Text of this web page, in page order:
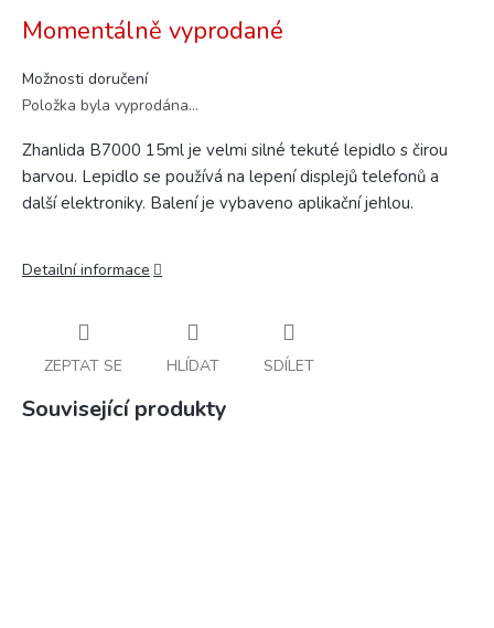
cena:
Momentálně vyprodané
Možnosti doručení
Položka byla vyprodána…
Zhanlida B7000 15ml je velmi silné tekuté lepidlo s čirou
barvou. Lepidlo se používá na lepení displejů telefonů a
další elektroniky. Balení je vybaveno aplikační jehlou.
Detailní informace
ZEPTAT SE HLÍDAT SDÍLET
Související produkty